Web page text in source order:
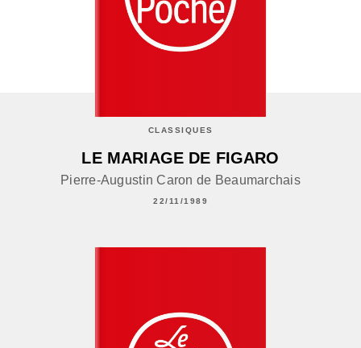
CLASSIQUES
LE MARIAGE DE FIGARO
Pierre-Augustin Caron de Beaumarchais
22/11/1989